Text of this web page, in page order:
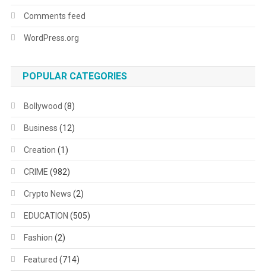
Comments feed
WordPress.org
POPULAR CATEGORIES
Bollywood (8)
Business (12)
Creation (1)
CRIME (982)
Crypto News (2)
EDUCATION (505)
Fashion (2)
Featured (714)